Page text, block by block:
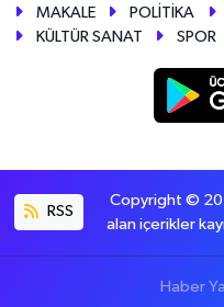
MAKALE
POLİTİKA
KÜLTÜR SANAT
SPOR
RSS
Copyright ©
alan içerikler
Haber